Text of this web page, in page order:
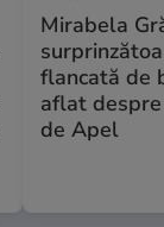
Mirabela
flancată de
aflat
de Apel